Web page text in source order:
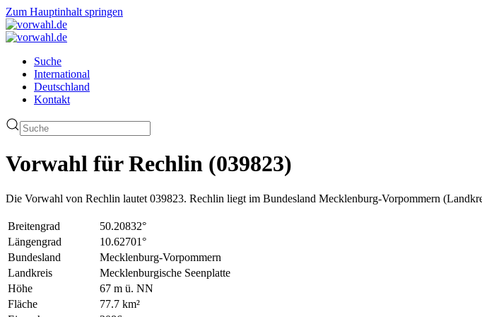
Zum Hauptinhalt springen
Suche
International
Deutschland
Kontakt
Vorwahl für Rechlin (039823)
Die Vorwahl von Rechlin lautet 039823. Rechlin liegt im Bundesland Mecklenburg-Vorpommern
Breitengrad
50.20832°
Längengrad
10.62701°
Bundesland
Mecklenburg-Vorpommern
Landkreis
Mecklenburgische Seenplatte
Höhe
67 m ü. NN
Fläche
77.7 km²